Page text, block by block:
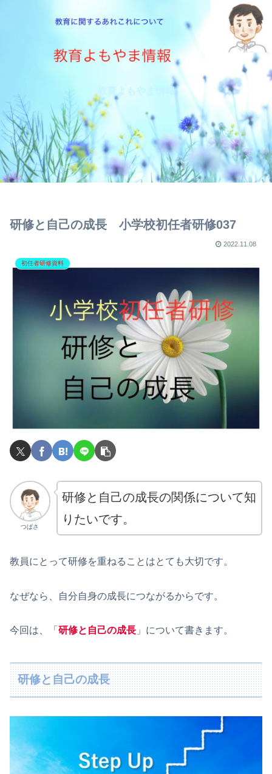
教育よもやま情報
研修と自己の成長 小学校初任者研修037
2022.11.08
初任者研修資料
つばさ
研修と自己の成長の関係について知
りたいです。
教員にとって研修を重ねることはとても大切です。
なぜなら、自分自身の成長につながるからです。
今回は、「 研修と自己の成長 」について書きます。
研修と自己の成長